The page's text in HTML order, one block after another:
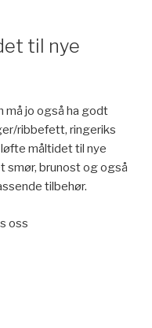
til nye
må jo også ha godt
ribbefett, ringeriks
måltidet til nye
smør, brunost og også
tilbehør.
oss